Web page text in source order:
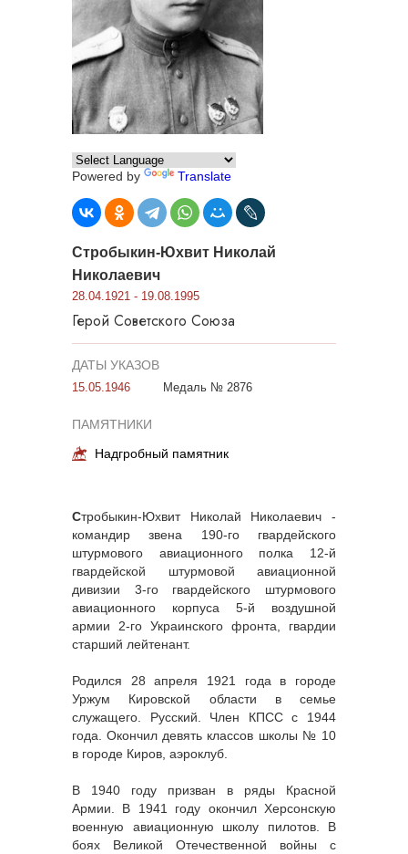
Powered by Translate
Стробыкин-Юхвит Николай
Николаевич
28.04.1921 - 19.08.1995
Герой Советского Союза
ДАТЫ УКАЗОВ
15.05.1946 Медаль № 2876
ПАМЯТНИКИ
Надгробный памятник
Стробыкин-Юхвит Николай Николаевич -
командир звена 190-го гвардейского
штурмового авиационного полка 12-й
гвардейской штурмовой авиационной
дивизии 3-го гвардейского штурмового
авиационного корпуса 5-й воздушной
армии 2-го Украинского фронта, гвардии
старший лейтенант.
Родился 28 апреля 1921 года в городе
Уржум Кировской области в семье
служащего. Русский. Член КПСС с 1944
года. Окончил девять классов школы № 10
в городе Киров, аэроклуб.
В 1940 году призван в ряды Красной
Армии. В 1941 году окончил Херсонскую
военную авиационную школу пилотов. В
боях Великой Отечественной войны с